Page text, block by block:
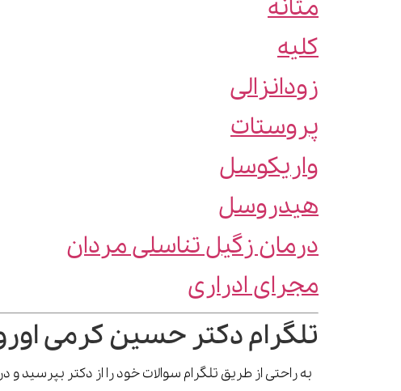
مثانه
کلیه
زودانزالی
پروستات
واریکوسل
هیدروسل
درمان زگیل تناسلی مردان
مجرای ادراری
تلگرام دکتر حسین کرمی
به راحتی از طریق تلگرام سوالات خود را از دکتر